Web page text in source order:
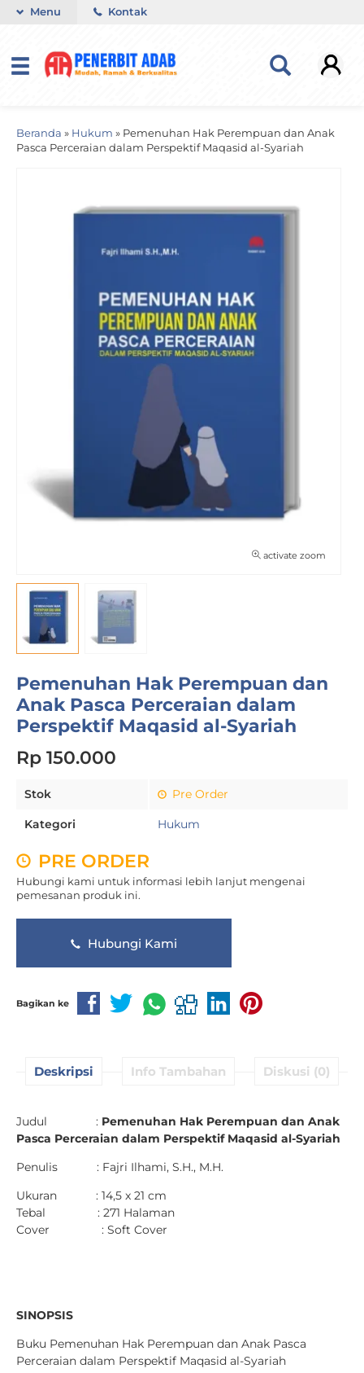
Menu Kontak
Beranda » Hukum » Pemenuhan Hak Perempuan dan Anak
Pasca Perceraian dalam Perspektif Maqasid al-Syariah
activate zoom
Pemenuhan Hak Perempuan dan
Anak Pasca Perceraian dalam
Perspektif Maqasid al-Syariah
Rp 150.000
Stok Pre Order
Kategori Hukum
PRE ORDER
Hubungi kami untuk informasi lebih lanjut mengenai
pemesanan produk ini.
Hubungi Kami
Bagikan ke
Deskripsi Info Tambahan Diskusi (0)
Judul : Pemenuhan Hak Perempuan dan Anak
Pasca Perceraian dalam Perspektif Maqasid al-Syariah
Penulis : Fajri Ilhami, S.H., M.H.
Ukuran : 14,5 x 21 cm
Tebal : 271 Halaman
Cover : Soft Cover
SINOPSIS
Buku Pemenuhan Hak Perempuan dan Anak Pasca
Perceraian dalam Perspektif Maqasid al-Syariah